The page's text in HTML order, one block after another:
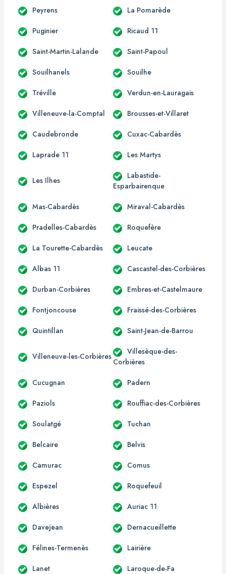
Peyrens La Pomarède
Puginier Ricaud 11
Saint-Martin-Lalande Saint-Papoul
Souilhanels Souilhe
Tréville Verdun-en-Lauragais
Villeneuve-la-Comptal Brousses-et-Villaret
Caudebronde Cuxac-Cabardès
Laprade 11 Les Martys
Les Ilhes
Labastide-
Esparbairenque
Mas-Cabardès Miraval-Cabardès
Pradelles-Cabardès Roquefère
La Tourette-Cabardès Leucate
Albas 11 Cascastel-des-Corbières
Durban-Corbières Embres-et-Castelmaure
Fontjoncouse Fraissé-des-Corbières
Quintillan Saint-Jean-de-Barrou
Villeneuve-les-Corbières
Villesèque-des-
Corbières
Cucugnan Padern
Paziols Rouffiac-des-Corbières
Soulatgé Tuchan
Belcaire Belvis
Camurac Comus
Espezel Roquefeuil
Albières Auriac 11
Davejean Dernacueillette
Félines-Termenès Lairière
Lanet Laroque-de-Fa